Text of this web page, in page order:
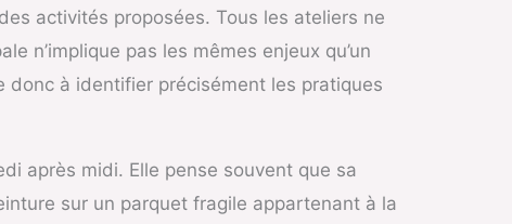
activités proposées. Tous les ateliers ne
n’implique pas les mêmes enjeux qu’un
à identifier précisément les pratiques
après midi. Elle pense souvent que sa
sur un parquet fragile appartenant à la